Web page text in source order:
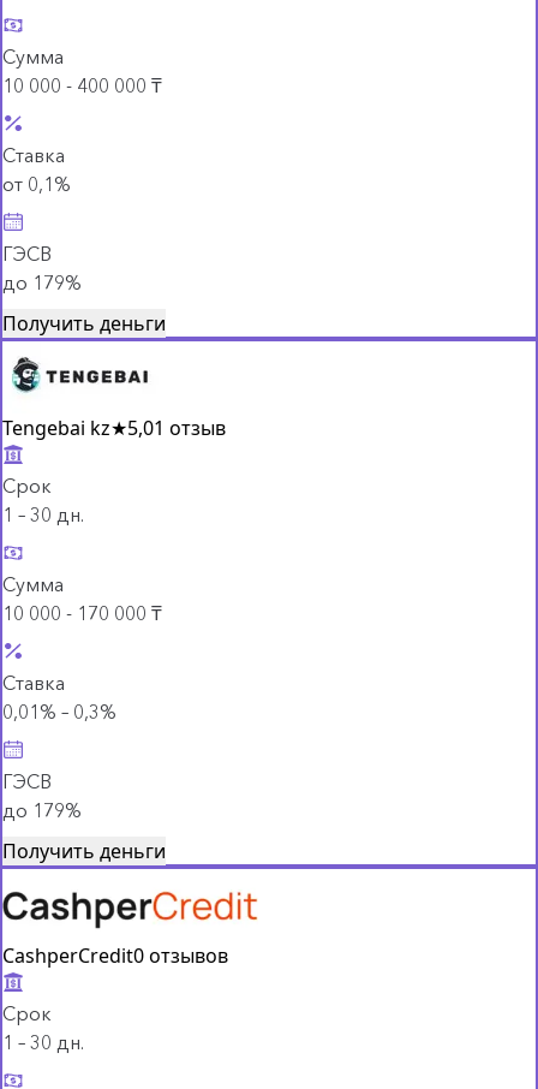
Сумма
10 000 - 400 000 ₸
Ставка
от 0,1%
ГЭСВ
до 179%
Получить деньги
Tengebai kz★5,01 отзыв
Срок
1 – 30 дн.
Сумма
10 000 - 170 000 ₸
Ставка
0,01% – 0,3%
ГЭСВ
до 179%
Получить деньги
CashperCredit0 отзывов
Срок
1 – 30 дн.